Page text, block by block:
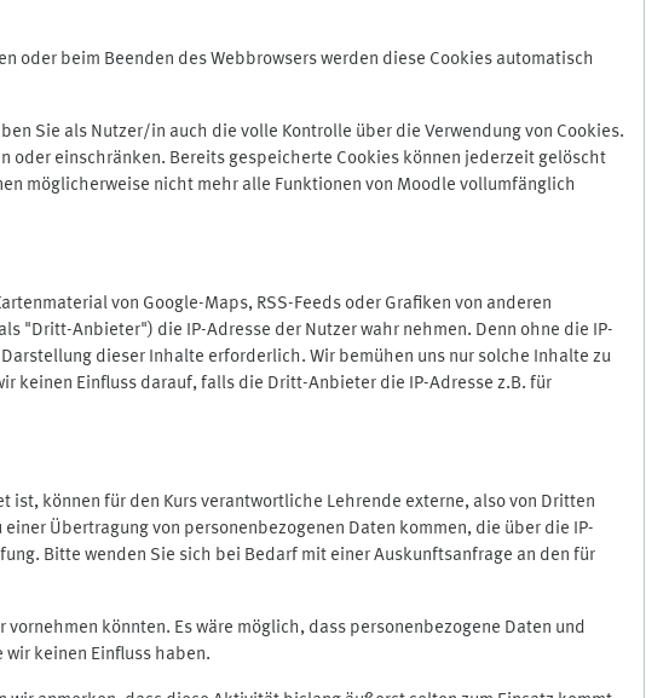
oder beim Beenden des Webbrowsers werden diese Cookies automatisch
Sie als Nutzer/in auch die volle Kontrolle über die Verwendung von Cookies.
oder einschränken. Bereits gespeicherte Cookies können jederzeit gelöscht
möglicherweise nicht mehr alle Funktionen von Moodle vollumfänglich
von Google-Maps, RSS-Feeds oder Grafiken von anderen
"Dritt-Anbieter") die IP-Adresse der Nutzer wahr nehmen. Denn ohne die IP-
dieser Inhalte erforderlich. Wir bemühen uns nur solche Inhalte zu
keinen Einfluss darauf, falls die Dritt-Anbieter die IP-Adresse z.B. für
können für den Kurs verantwortliche Lehrende externe, also von Dritten
Übertragung von personenbezogenen Daten kommen, die über die IP-
Bitte wenden Sie sich bei Bedarf mit einer Auskunftsanfrage an den für
könnten. Es wäre möglich, dass personenbezogene Daten und
keinen Einfluss haben.